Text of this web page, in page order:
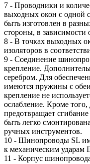
7 - Проводники и
выходных окон с одной
быть изготовлен в
стороны, в зависимости
8 - В точках выходных
изоляторов в
9 - Соединение
крепление.
серебром. Для
имеются пружины с
крепление не
ослабление. Кроме
предотвращает
быть легко
ручных инструментов.
10 - Шинопроводы SL
к механическим ударам
11 - Корпус